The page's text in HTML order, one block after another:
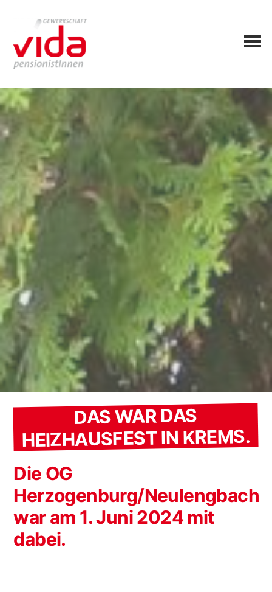
DAS WAR DAS
HEIZHAUSFEST IN KREMS.
Die OG
Herzogenburg/Neulengbach
war am 1. Juni 2024 mit
dabei.